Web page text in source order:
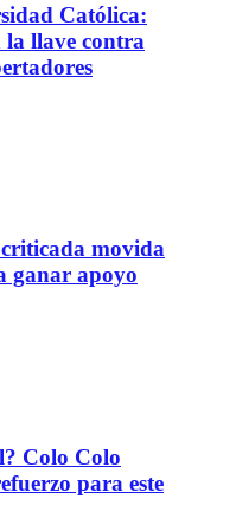
Católica:
la llave contra
movida
ganar apoyo
Colo Colo
para este